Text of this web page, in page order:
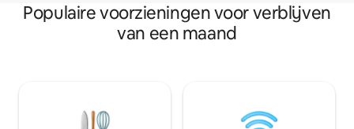
Populaire voorzieningen voor verblijven
van een maand